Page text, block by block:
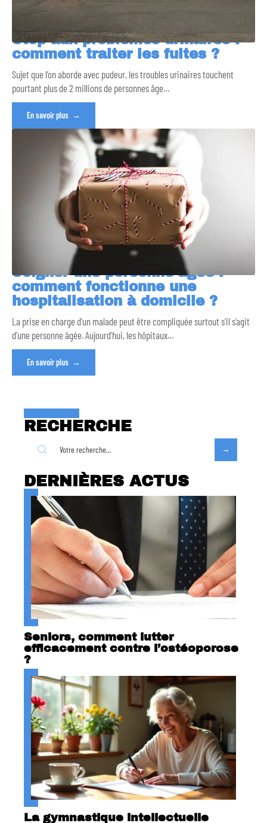
Stop aux problèmes urinaires :
comment traiter les fuites ?
Sujet que l’on aborde avec pudeur, les troubles urinaires touchent
pourtant plus de 2 millions de personnes âge…
En savoir plus
Soigner une personne âgée :
comment fonctionne une
hospitalisation à domicile ?
La prise en charge d’un malade peut être compliquée surtout s’il s’agit
d’une personne âgée. Aujourd’hui, les hôpitaux…
En savoir plus
RECHERCHE
DERNIÈRES ACTUS
Seniors, comment lutter
efficacement contre l’ostéoporose
?
La gymnastique intellectuelle